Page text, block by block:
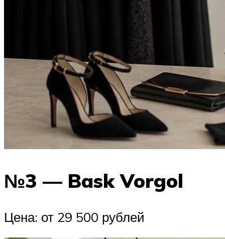
№3 — Bask Vorgol
Цена: от 29 500 рублей